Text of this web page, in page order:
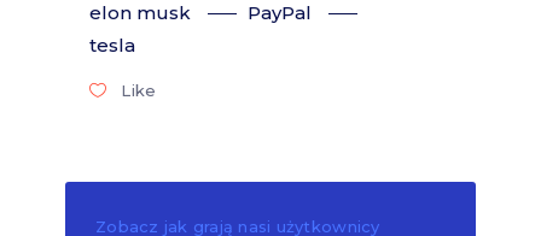
elon musk
PayPal
tesla
Like
Zobacz jak grają nasi użytkownicy